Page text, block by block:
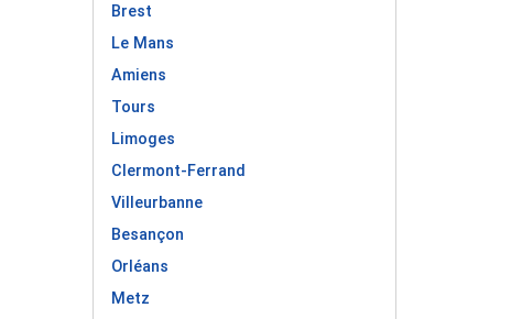
Brest
Le Mans
Amiens
Tours
Limoges
Clermont-Ferrand
Villeurbanne
Besançon
Orléans
Metz